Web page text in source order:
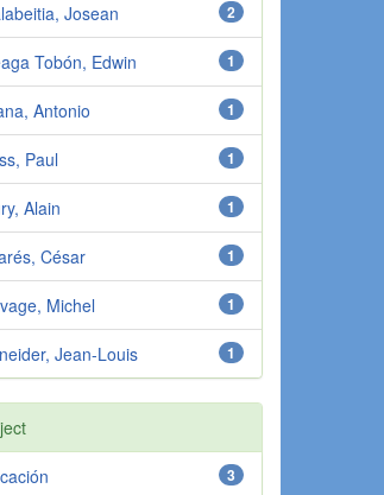
2
Josean
1
Tobón, Edwin
1
Antonio
1
Paul
1
Alain
1
César
1
Michel
1
Jean-Louis
3